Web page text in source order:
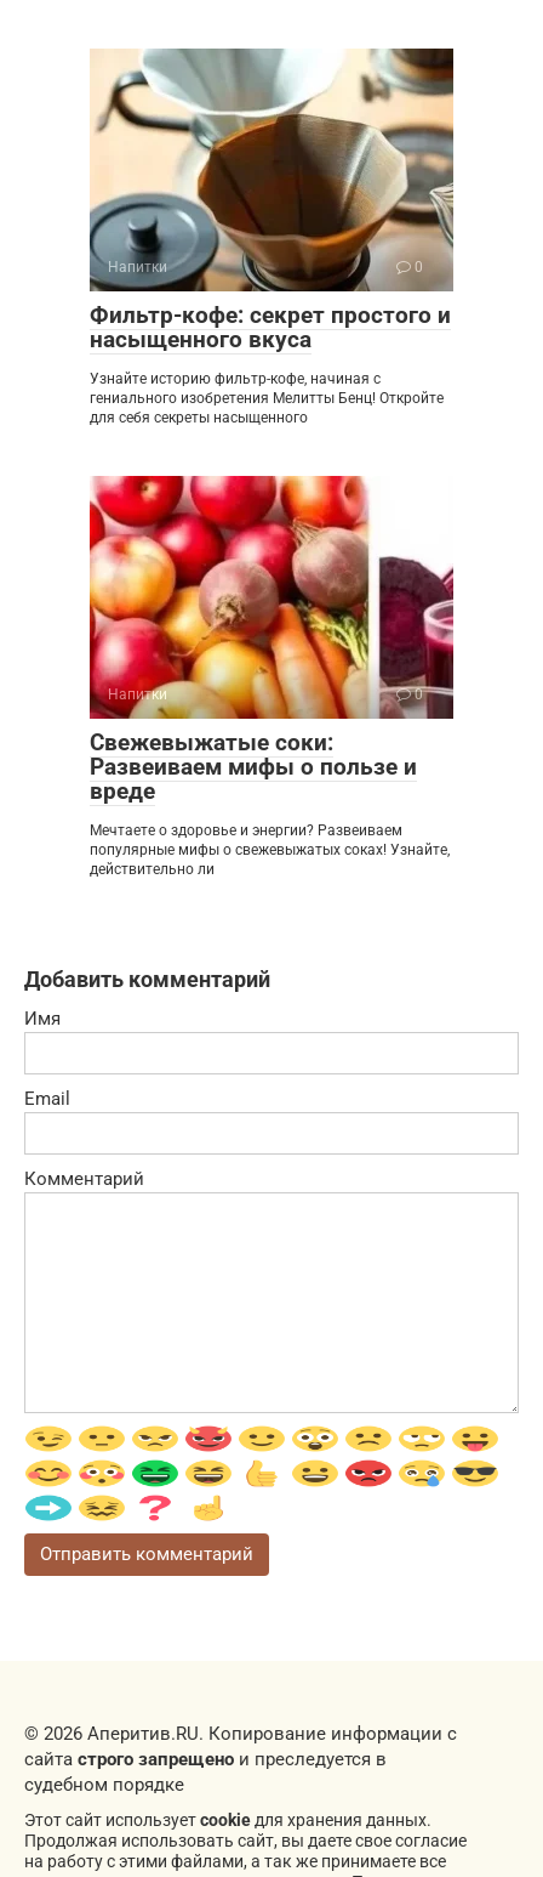
Напитки 0
Фильтр-кофе: секрет простого и
насыщенного вкуса
Узнайте историю фильтр-кофе, начиная с
гениального изобретения Мелитты Бенц! Откройте
для себя секреты насыщенного
Напитки 0
Свежевыжатые соки:
Развеиваем мифы о пользе и
вреде
Мечтаете о здоровье и энергии? Развеиваем
популярные мифы о свежевыжатых соках! Узнайте,
действительно ли
Добавить комментарий
Имя
Email
Комментарий
© 2026 Аперитив.RU. Копирование информации с
сайта строго запрещено и преследуется в
судебном порядке
Этот сайт используетcookieдля хранения данных.
Продолжая использовать сайт, вы даете свое согласие
на работу с этими файлами, а так же принимаете все